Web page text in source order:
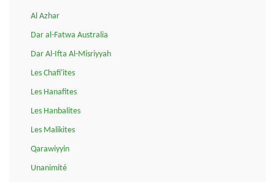
Al Azhar
Dar al-Fatwa Australia
Dar Al-Ifta Al-Misriyyah
Les Chafi'ites
Les Hanafites
Les Hanbalites
Les Malikites
Qarawiyyin
Unanimité